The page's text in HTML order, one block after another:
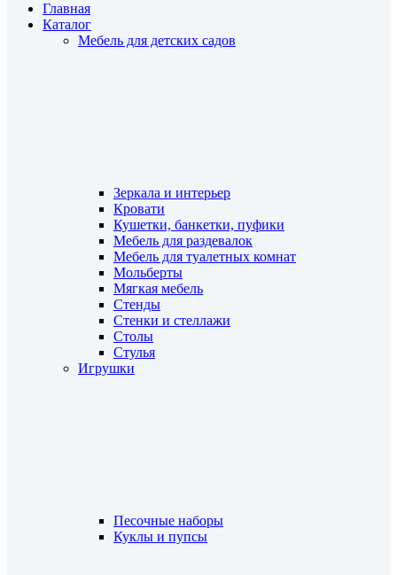
Главная
Каталог
Мебель для детских садов
Зеркала и интерьер
Кровати
Кушетки, банкетки, пуфики
Мебель для раздевалок
Мебель для туалетных комнат
Мольберты
Мягкая мебель
Стенды
Стенки и стеллажи
Столы
Стулья
Игрушки
Песочные наборы
Куклы и пупсы